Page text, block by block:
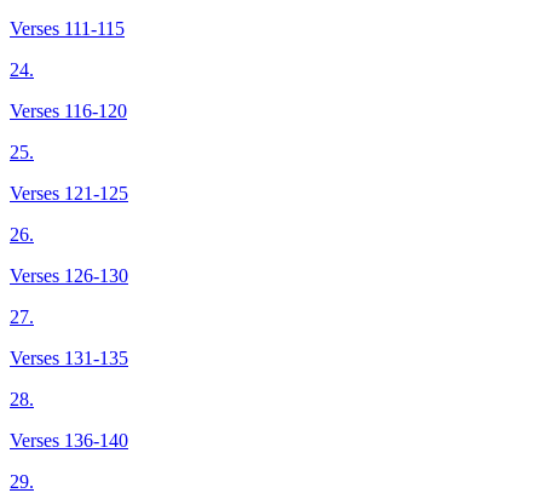
Verses 111-115
24.
Verses 116-120
25.
Verses 121-125
26.
Verses 126-130
27.
Verses 131-135
28.
Verses 136-140
29.